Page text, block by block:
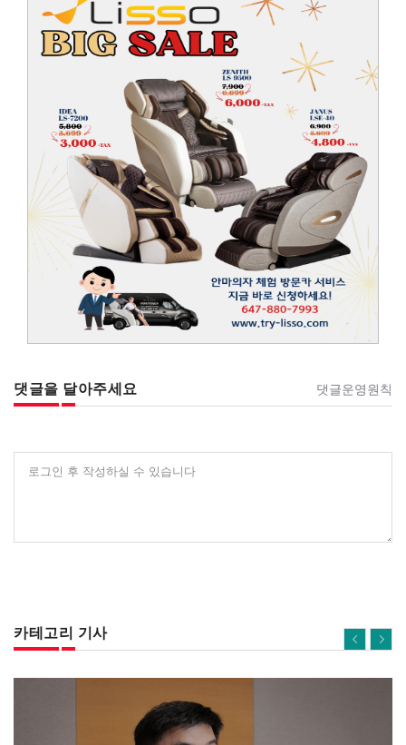
댓글을 달아주세요 댓글운영원칙
로그인 후 작성하실 수 있습니다
카테고리 기사